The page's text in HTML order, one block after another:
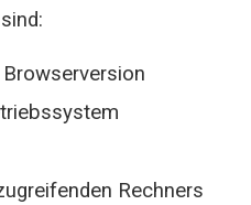
Rechners